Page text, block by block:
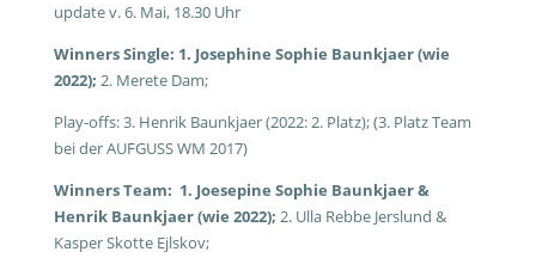
update v. 6. Mai, 18.30 Uhr
Winners Single: 1. Josephine Sophie Baunkjaer (wie
2022); 2. Merete Dam;
Play-offs: 3. Henrik Baunkjaer (2022: 2. Platz); (3. Platz Team
bei der AUFGUSS WM 2017)
Winners Team: 1. Joesepine Sophie Baunkjaer &
Henrik Baunkjaer (wie 2022); 2. Ulla Rebbe Jerslund &
Kasper Skotte Ejlskov;